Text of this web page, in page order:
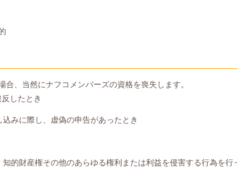
、当然にナフコメンバーズの資格を喪失します。
したとき
みに際し、虚偽の申告があったとき
的財産権その他のあらゆる権利または利益を侵害する行為を行